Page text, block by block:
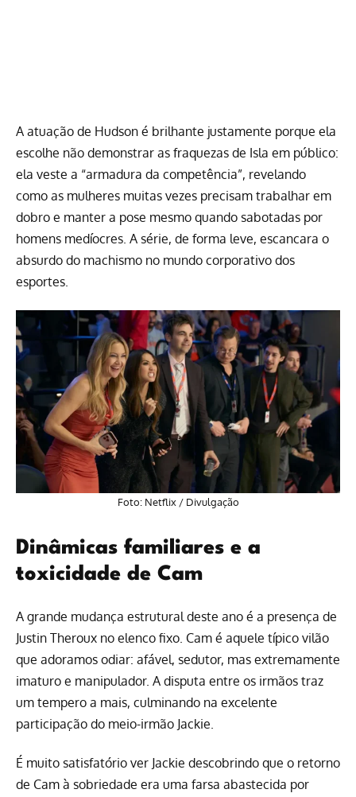
A atuação de Hudson é brilhante justamente porque ela
escolhe não demonstrar as fraquezas de Isla em público:
ela veste a “armadura da competência”, revelando
como as mulheres muitas vezes precisam trabalhar em
dobro e manter a pose mesmo quando sabotadas por
homens medíocres. A série, de forma leve, escancara o
absurdo do machismo no mundo corporativo dos
esportes.
Foto: Netflix/ Divulgação
Dinâmicas familiares e a
toxicidade de Cam
A grande mudança estrutural deste ano é a presença de
Justin Theroux no elenco fixo. Cam é aquele típico vilão
que adoramos odiar: afável, sedutor, mas extremamente
imaturo e manipulador. A disputa entre os irmãos traz
um tempero a mais, culminando na excelente
participação do meio-irmão Jackie.
É muito satisfatório ver Jackie descobrindo que o retorno
de Cam à sobriedade era uma farsa abastecida por